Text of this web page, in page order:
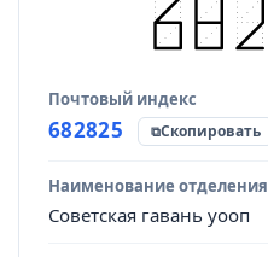
Почтовый индекс
682825 Скопировать
Наименование отделения
Советская гавань уооп
Источник данных